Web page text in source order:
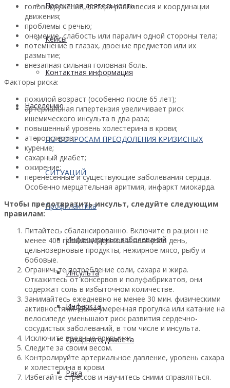
Проектная деятельность
Кейсы
Контактная информация
Населению
ПО ВОПРОСАМ ПРЕОДОЛЕНИЯ КРИЗИСНЫХ
СИТУАЦИЙ
Профилактика
Инфекционных заболеваний
Инсульта
Инфаркта
Сахарного диабета
Рака
головокружение, потеря равновесия и координации
движения;
проблемы с речью;
онемение, слабость или паралич одной стороны тела;
потемнение в глазах, двоение предметов или их
размытие;
внезапная сильная головная боль.
Факторы риска:
пожилой возраст (особенно после 65 лет);
артериальная гипертензия увеличивает риск
ишемического инсульта в два раза;
повышенный уровень холестерина в крови;
атеросклероз;
курение;
сахарный диабет;
ожирение;
перенесённые и существующие заболевания сердца.
Особенно мерцательная аритмия, инфаркт миокарда.
Чтобы предотвратить инсульт, следуйте следующим
правилам:
Питайтесь сбалансированно. Включите в рацион не
менее 400 граммов фруктов и овощей в день,
цельнозерновые продукты, нежирное мясо, рыбу и
бобовые.
Ограничьте потребление соли, сахара и жира.
Откажитесь от консервов и полуфабрикатов, они
содержат соль в избыточном количестве.
Занимайтесь ежедневно не менее 30 мин. физическими
активностями. Даже умеренная прогулка или катание на
велосипеде уменьшают риск развития сердечно-
сосудистых заболеваний, в том числе и инсульта.
Исключите вредные привычки.
Следите за своим весом.
Контролируйте артериальное давление, уровень сахара
и холестерина в крови.
Избегайте стрессов и научитесь сними справляться.